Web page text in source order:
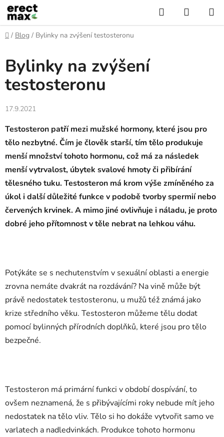
Přejít
na
obsah
Hledat
KOŠÍK
Domů
/ Blog / Bylinky na zvýšení testosteronu
Bylinky na zvýšení
testosteronu
17.9.2021
Testosteron patří mezi mužské hormony, které jsou pro
tělo nezbytné. Čím je člověk starší, tím tělo produkuje
menší množství tohoto hormonu, což má za následek
menší vytrvalost, úbytek svalové hmoty či přibírání
tělesného tuku. Testosteron má krom výše zmíněného za
úkol i další důležité funkce v podobě tvorby spermií nebo
červených krvinek. A mimo jiné ovlivňuje i náladu, je proto
dobré jeho přítomnost v těle nebrat na lehkou váhu.
Potýkáte se s nechutenstvím v sexuální oblasti a energie
zrovna nemáte dvakrát na rozdávání? Na vině může být
právě nedostatek testosteronu, u mužů též známá jako
krize středního věku. Testosteron můžeme tělu dodat
pomocí bylinných přírodních doplňků, které jsou pro tělo
bezpečné.
Testosteron má primární funkci v období dospívání, to
ovšem neznamená, že s přibývajícími roky nebude mít jeho
nedostatek na tělo vliv. Tělo si ho dokáže vytvořit samo ve
varlatech a nadledvinkách. Produkce tohoto hormonu